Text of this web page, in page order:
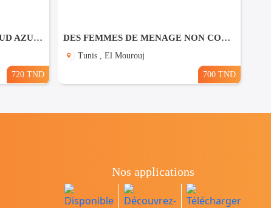
🚀 Formation DEVOPS & CLOUD AZURE AZ-900
720 TND
DES FEMMES DE MENAGE NON COUCHANTES A El Mourouj
Tunis , El Mourouj
700 TND
Nos applications